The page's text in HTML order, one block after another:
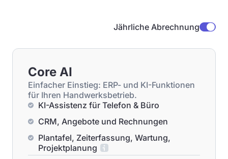
Jährliche Abrechnung
Core AI
Einfacher Einstieg: ERP- und KI-Funktionen
für Ihren Handwerksbetrieb.
KI-Assistenz für Telefon & Büro
CRM, Angebote und Rechnungen
Plantafel, Zeiterfassung, Wartung,
Projektplanung